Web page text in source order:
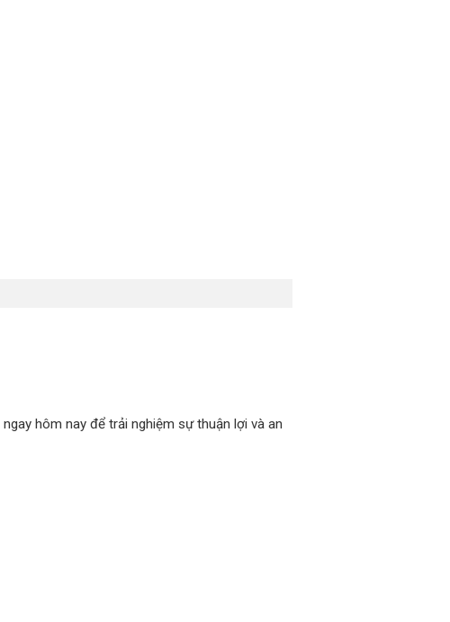
ngay hôm nay để trải nghiệm sự thuận lợi và an